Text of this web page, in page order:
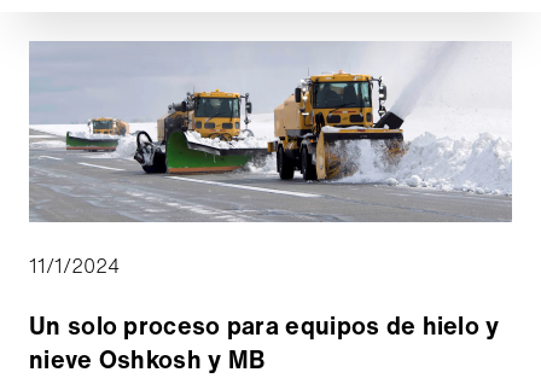
11/1/2024
Un solo proceso para equipos de hielo y
nieve Oshkosh y MB